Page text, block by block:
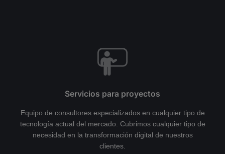
Servicios para proyectos
Equipo de consultores especializados en cualquier tipo de
tecnología actual del mercado. Cubrimos cualquier tipo de
necesidad en la transformación digital de nuestros
clientes.